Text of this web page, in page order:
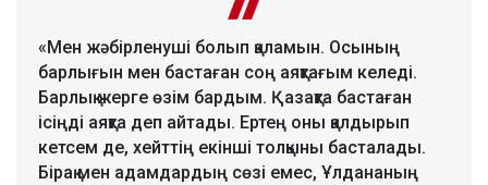
«Мен жәбірленуші болып қаламын. Осының
барлығын мен бастаған соң аяқтағым келеді.
Барлық жерге өзім бардым. Қазақта бастаған
ісіңді аяқта деп айтады. Ертең оны қалдырып
кетсем де, хейттің екінші толқыны басталады.
Бірақ мен адамдардың сөзі емес, Ұлдананың